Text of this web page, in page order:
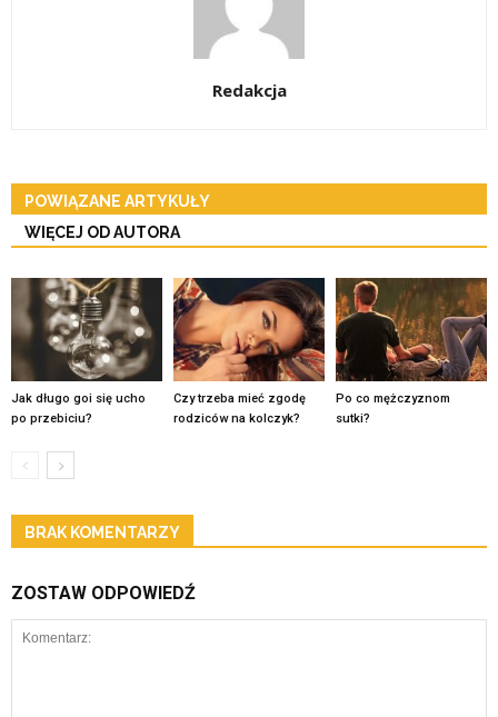
Redakcja
POWIĄZANE ARTYKUŁY
WIĘCEJ OD AUTORA
Jak długo goi się ucho
po przebiciu?
Czy trzeba mieć zgodę
rodziców na kolczyk?
Po co mężczyznom
sutki?
BRAK KOMENTARZY
ZOSTAW ODPOWIEDŹ